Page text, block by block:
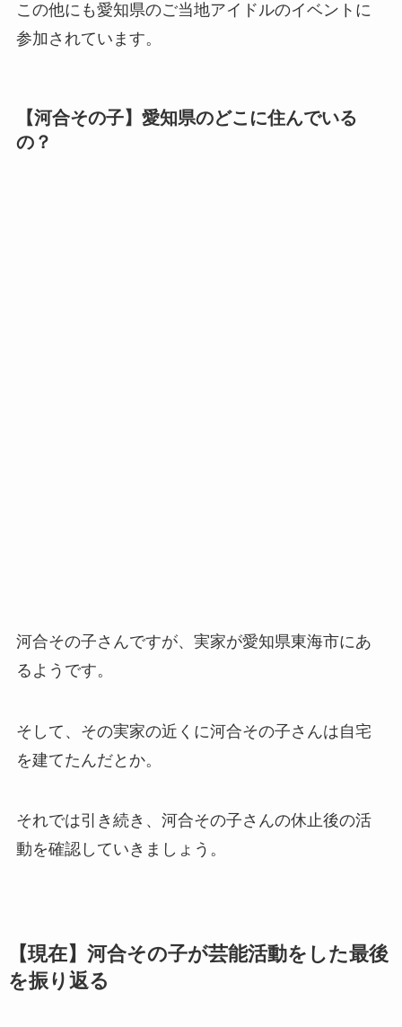
この他にも愛知県のご当地アイドルのイベントに
参加されています。
【河合その子】愛知県のどこに住んでいる
の？
河合その子さんですが、実家が愛知県東海市にあ
るようです。
そして、その実家の近くに河合その子さんは自宅
を建てたんだとか。
それでは引き続き、河合その子さんの休止後の活
動を確認していきましょう。
【現在】河合その子が芸能活動をした最後
を振り返る